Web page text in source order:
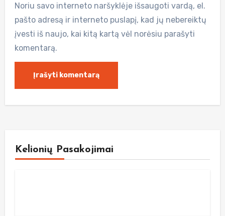
Noriu savo interneto naršyklėje išsaugoti vardą, el.
pašto adresą ir interneto puslapį, kad jų nebereiktų
įvesti iš naujo, kai kitą kartą vėl norėsiu parašyti
komentarą.
Kelionių Pasakojimai